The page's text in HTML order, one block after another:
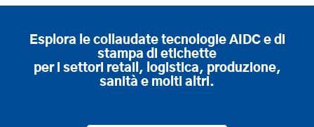
Esplora le collaudate tecnologie AIDC e di
stampa di etichette
per i settori retail, logistica, produzione,
sanità e molti altri.